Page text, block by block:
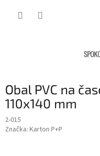
Obal PVC na
110x140 mm
2-015
Značka: Karton P+P